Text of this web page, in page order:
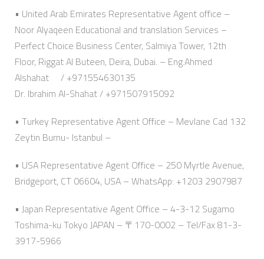
• United Arab Emirates Representative Agent office –
Noor Alyaqeen Educational and translation Services –
Perfect Choice Business Center, Salmiya Tower, 12th
Floor, Riggat Al Buteen, Deira, Dubai. – Eng.Ahmed
Alshahat / +971554630135
Dr. Ibrahim Al-Shahat / +971507915092
• Turkey Representative Agent Office – Mevlane Cad 132
Zeytin Burnu- Istanbul –
• USA Representative Agent Office – 250 Myrtle Avenue,
Bridgeport, CT 06604, USA – WhatsApp: +1203 2907987
• Japan Representative Agent Office – 4-3-12 Sugamo
Toshima-ku Tokyo JAPAN – 〒170-0002 – Tel/Fax 81-3-
3917-5966